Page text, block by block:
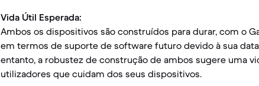
Vida Útil Esperada:
Ambos os dispositivos são construídos para durar, com o
em termos de suporte de software futuro devido à sua
entanto, a robustez de construção de ambos sugere uma
utilizadores que cuidam dos seus dispositivos.